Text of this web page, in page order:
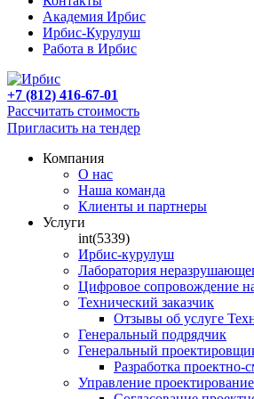
Академия Ирбис
Ирбис-Курулуш
Работа в Ирбис
+7 (812) 416-67-01
Рассчитать стоимость
Пригласить на тендер
Компания
О нас
Наша команда
Клиенты и партнеры
Услуги
int(5339)
Ирбис-курулуш
Лаборатория
Цифровое сопровождение на
Технический заказчик
Отзывы об услуге
Генеральный подрядчик
Генеральный
Разработка
Управление